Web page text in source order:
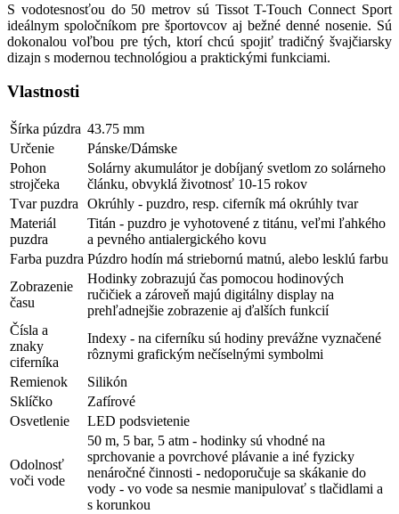
S vodotesnosťou do 50 metrov sú Tissot T-Touch Connect Sport
ideálnym spoločníkom pre športovcov aj bežné denné nosenie. Sú
dokonalou voľbou pre tých, ktorí chcú spojiť tradičný švajčiarsky
dizajn s modernou technológiou a praktickými funkciami.
Vlastnosti
Šírka púzdra 43.75 mm
Určenie
Pánske/Dámske
Pohon
strojčeka
Solárny akumulátor je dobíjaný svetlom zo solárneho
článku, obvyklá životnosť 10-15 rokov
Tvar puzdra
Okrúhly - puzdro, resp. ciferník má okrúhly tvar
Materiál
puzdra
Titán - puzdro je vyhotovené z titánu, veľmi ľahkého
a pevného antialergického kovu
Farba puzdra Púzdro hodín má striebornú matnú, alebo lesklú farbu
Zobrazenie
času
Hodinky zobrazujú čas pomocou hodinových
ručičiek a zároveň majú digitálny display na
prehľadnejšie zobrazenie aj ďalších funkcií
Čísla a
znaky
ciferníka
Indexy - na ciferníku sú hodiny prevážne vyznačené
rôznymi grafickým nečíselnými symbolmi
Remienok
Silikón
Sklíčko
Zafírové
Osvetlenie
LED podsvietenie
Odolnosť
voči vode
50 m, 5 bar, 5 atm - hodinky sú vhodné na
sprchovanie a povrchové plávanie a iné fyzicky
nenáročné činnosti - nedoporučuje sa skákanie do
vody - vo vode sa nesmie manipulovať s tlačidlami a
s korunkou